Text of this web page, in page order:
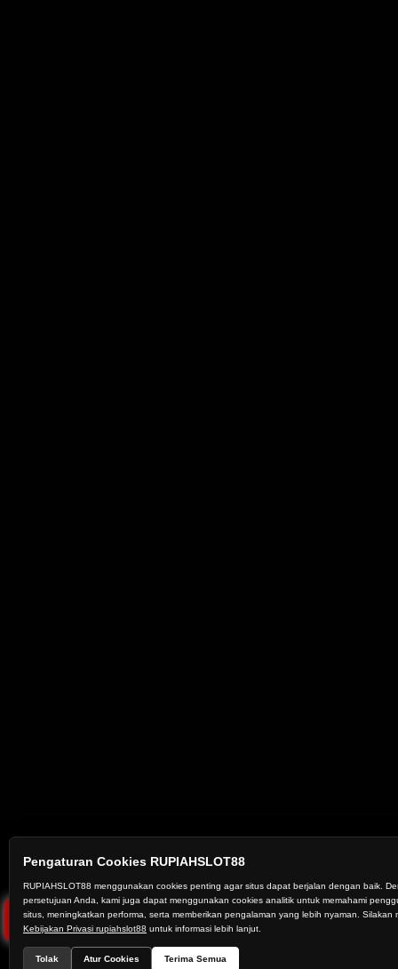
Pengaturan Cookies RUPIAHSLOT88
RUPIAHSLOT88 menggunakan cookies penting agar situs dapat berjalan dengan baik.
persetujuan Anda, kami juga dapat menggunakan cookies analitik untuk memahami
situs, meningkatkan performa, serta memberikan pengalaman yang lebih nyaman. Silakan
Kebijakan Privasi rupiahslot88 untuk informasi lebih lanjut.
Tolak Atur Cookies Terima Semua